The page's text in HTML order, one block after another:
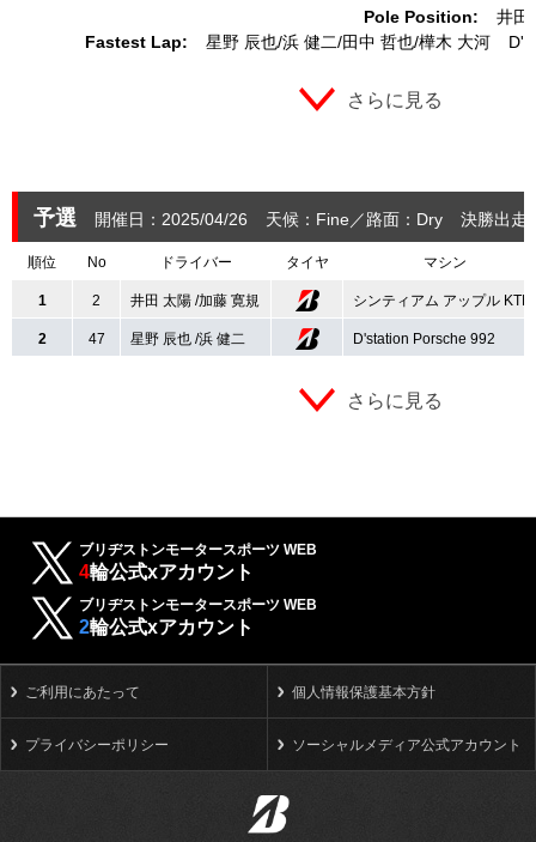
Pole Position:
井田
Fastest Lap:
星野 辰也 浜 健二 田中 哲也 樺木 大河
さらに見る
予選 開催日：2025/04/26 天候：Fine 路面：Dry 決勝出走
順位 No ドライバー タイヤ マシン
1 2 井田 太陽 /加藤 寛規 シンティアム アップル KTM
2 47 星野 辰也 /浜 健二 D'station Porsche 992
さらに見る
ブリヂストンモータースポーツ WEB
4輪公式xアカウント
ブリヂストンモータースポーツ WEB
2輪公式xアカウント
ご利用にあたって 個人情報保護基本方針
プライバシーポリシー ソーシャルメディア公式アカウント